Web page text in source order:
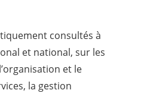
consultés à
et national, sur les
et le
la gestion